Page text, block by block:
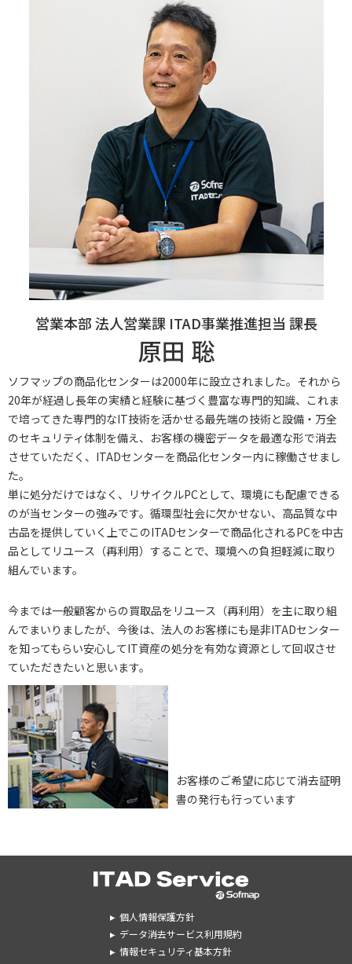
原田 聡
ソフマップの商品化センターは2000年に設立されました。それから
20年が経過し長年の実績と経験に基づく豊富な専門的知識、これま
で培ってきた専門的なIT技術を活かせる最先端の技術と設備・万全
のセキュリティ体制を備え、お客様の機密データを最適な形で消去
させていただく、ITADセンターを商品化センター内に稼働させまし
た。
単に処分だけではなく、リサイクルPCとして、環境にも配慮できる
のが当センターの強みです。循環型社会に欠かせない、高品質な中
古品を提供していく上でこのITADセンターで商品化されるPCを中古
品としてリユース（再利用）することで、環境への負担軽減に取り
組んでいます。
今までは一般顧客からの買取品をリユース（再利用）を主に取り組
んでまいりましたが、今後は、法人のお客様にも是非ITADセンター
を知ってもらい安心してIT資産の処分を有効な資源として回収させ
ていただきたいと思います。
お客様のご希望に応じて消去証明
書の発行も行っています
個人情報保護方針
データ消去サービス利用規約
情報セキュリティ基本方針